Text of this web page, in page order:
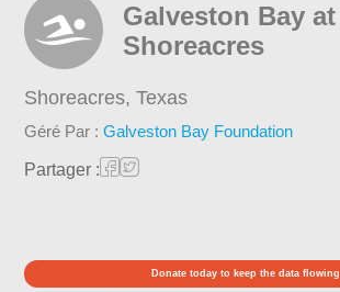
Galveston Bay at
Shoreacres
Shoreacres,Texas
Géré Par :Galveston Bay Foundation
Partager :
Donate today to keep the data flowing